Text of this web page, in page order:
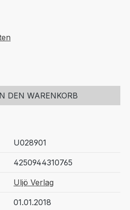
gewünschten Wert
DEN WARENKORB
U028901
4250944310765
Uljö Verlag
01.01.2018